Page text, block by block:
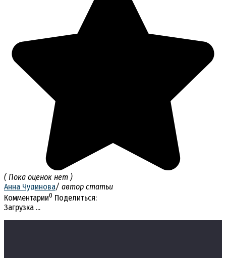
( Пока оценок нет )
Анна Чудинова/ автор статьи
Комментарии0 Поделиться:
Загрузка ...